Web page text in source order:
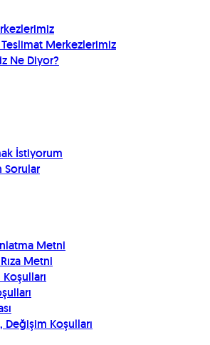
Teslimat Merkezlerimiz
Ne Diyor?
İstiyorum
Sorular
Metni
Metni
Değişim Koşulları